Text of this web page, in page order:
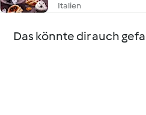
Italien
Das könnte dir auch